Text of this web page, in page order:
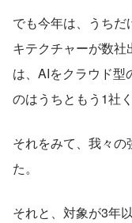
でも今年は、うち
キテクチャーが数
は、AIをクラウド型
のはうちともう1社
それをみて、我々
た。
それと、対象が3年